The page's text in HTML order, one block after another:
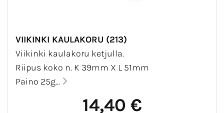
VIIKINKI KAULAKORU (213)
Viikinki kaulakoru ketjulla.
Riipus koko n. K 39mm X L 51mm
Paino 25g...
14,40 €